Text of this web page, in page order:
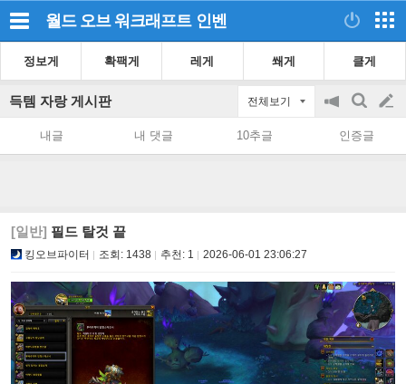
월드 오브 워크래프트 인벤
정보게 확팩게 레게 쐐게 클게
득템 자랑 게시판 전체보기
공
on/off
검
색
글
쓰
내글 내 댓글 10추글 인증글
[일반] 필드 탈것 끝
킹오브파이터 조회: 1438 추천: 1 2026-06-01 23:06:27